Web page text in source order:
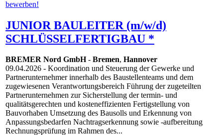
JUNIOR BAULEITER (m/w/d)
SCHLÜSSELFERTIGBAU *
BREMER Nord GmbH- Bremen, Hannover
09.04.2026 - Koordination und Steuerung der Gewerke und
Partnerunternehmer innerhalb des Baustellenteams und dem
zugewiesenen Verantwortungsbereich Führung der zugeteilten
Partnerunternehmen zur Sicherstellung der termin- und
qualitätsgerechten und kosteneffizienten Fertigstellung von
Bauvorhaben Umsetzung des Bausolls und Erkennung von
Anpassungsbedarfen Nachtragserkennung sowie -aufbereitung
Rechnungsprüfung im Rahmen des...